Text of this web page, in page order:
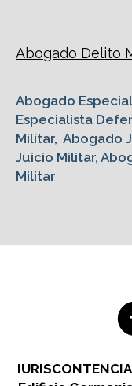
Abogado Delito
Abogado
Especialista
Militar, Abogado
Juicio Militar,
Militar